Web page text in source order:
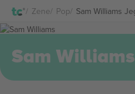
Zene Pop Sam Williams
Sam